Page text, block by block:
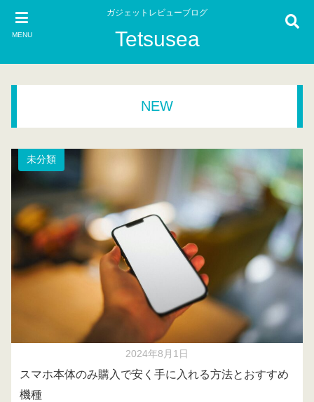
MENU
ガジェットレビューブログ
Tetsusea
NEW
未分類
2024年8月1日
スマホ本体のみ購入で安く手に入れる方法とおすすめ
機種